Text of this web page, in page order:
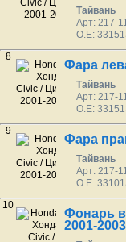
Тайвань
Арт: 217-
O.E:
8
Фара
Тайвань
Арт: 217-
O.E:
9
Фара
Тайвань
Арт: 217-
O.E:
10
Фонарь
2001-2003